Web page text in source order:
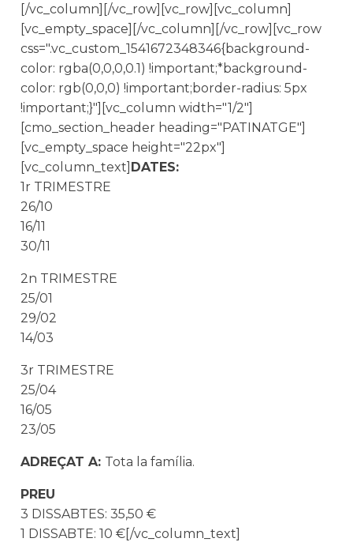
[/vc_column][/vc_row][vc_row][vc_column]
[vc_empty_space][/vc_column][/vc_row][vc_row
css=".vc_custom_1541672348346{background-
color: rgba(0,0,0,0.1) !important;*background-
color: rgb(0,0,0) !important;border-radius: 5px
!important;}"][vc_column width="1/2"]
[cmo_section_header heading="PATINATGE"]
[vc_empty_space height="22px"]
[vc_column_text] DATES:
1r TRIMESTRE
26/10
16/11
30/11
2n TRIMESTRE
25/01
29/02
14/03
3r TRIMESTRE
25/04
16/05
23/05
ADREÇAT A: Tota la família.
PREU
3 DISSABTES: 35,50 €
1 DISSABTE: 10 €[/vc_column_text]